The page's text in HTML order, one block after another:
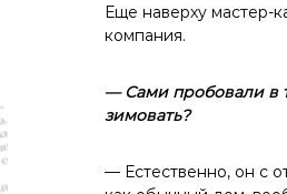
Еще наверху мастер-
компания.
— Сами пробовали в
зимовать?
— Естественно, он с